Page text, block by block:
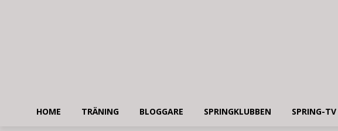
HOME TRÄNING BLOGGARE SPRINGKLUBBEN SPRING-TV